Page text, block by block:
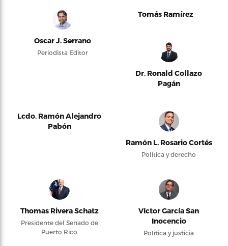
Oscar J. Serrano
Periodista Editor
Tomás Ramírez
Dr. Ronald Collazo
Pagán
Lcdo. Ramón Alejandro
Pabón
Ramón L. Rosario Cortés
Política y derecho
Thomas Rivera Schatz
Presidente del Senado de
Puerto Rico
Víctor García San
Inocencio
Política y justicia